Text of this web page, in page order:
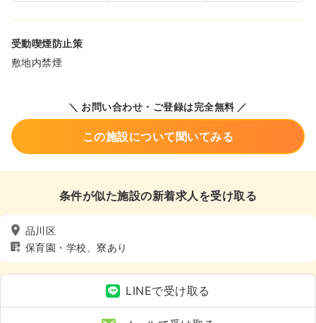
受動喫煙防止策
敷地内禁煙
＼ お問い合わせ・ご登録は完全無料 ／
この施設について聞いてみる
条件が似た施設の新着求人を受け取る
品川区
保育園・学校、寮あり
LINEで受け取る